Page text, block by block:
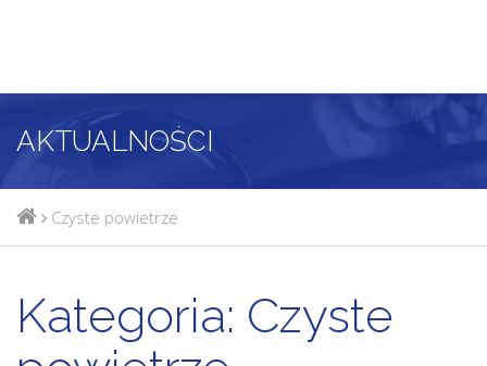
AKTUALNOŚCI
Czyste powietrze
Kategoria: Czyste